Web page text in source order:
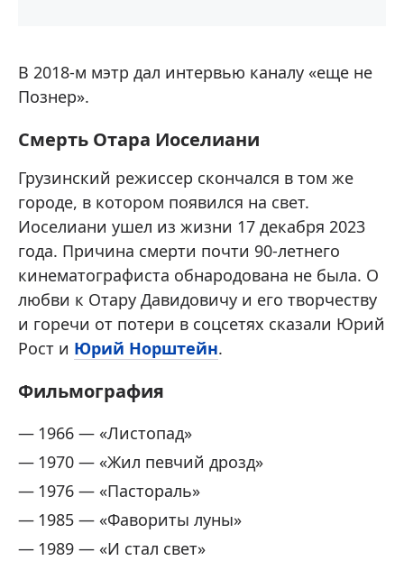
В 2018-м мэтр дал интервью каналу «еще не
Познер».
Смерть Отара Иоселиани
Грузинский режиссер скончался в том же
городе, в котором появился на свет.
Иоселиани ушел из жизни 17 декабря 2023
года. Причина смерти почти 90-летнего
кинематографиста обнародована не была. О
любви к Отару Давидовичу и его творчеству
и горечи от потери в соцсетях сказали Юрий
Рост и Юрий Норштейн.
Фильмография
1966 — «Листопад»
1970 — «Жил певчий дрозд»
1976 — «Пастораль»
1985 — «Фавориты луны»
1989 — «И стал свет»